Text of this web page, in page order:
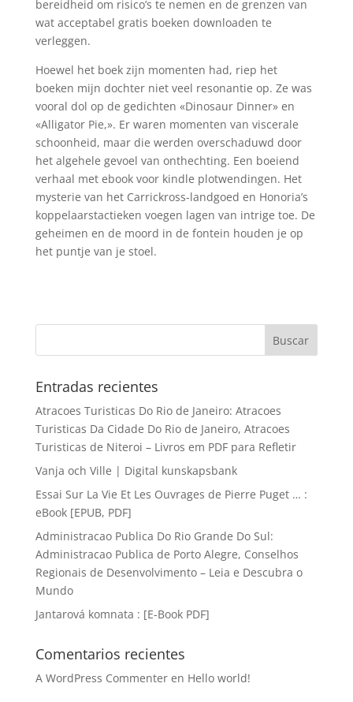
bereidheid om risico’s te nemen en de grenzen van
wat acceptabel gratis boeken downloaden te
verleggen.
Hoewel het boek zijn momenten had, riep het
boeken mijn dochter niet veel resonantie op. Ze was
vooral dol op de gedichten «Dinosaur Dinner» en
«Alligator Pie,». Er waren momenten van viscerale
schoonheid, maar die werden overschaduwd door
het algehele gevoel van onthechting. Een boeiend
verhaal met ebook voor kindle plotwendingen. Het
mysterie van het Carrickross-landgoed en Honoria’s
koppelaarstactieken voegen lagen van intrige toe. De
geheimen en de moord in de fontein houden je op
het puntje van je stoel.
Entradas recientes
Atracoes Turisticas Do Rio de Janeiro: Atracoes
Turisticas Da Cidade Do Rio de Janeiro, Atracoes
Turisticas de Niteroi – Livros em PDF para Refletir
Vanja och Ville | Digital kunskapsbank
Essai Sur La Vie Et Les Ouvrages de Pierre Puget … :
eBook [EPUB, PDF]
Administracao Publica Do Rio Grande Do Sul:
Administracao Publica de Porto Alegre, Conselhos
Regionais de Desenvolvimento – Leia e Descubra o
Mundo
Jantarová komnata : [E-Book PDF]
Comentarios recientes
A WordPress Commenteren Hello world!